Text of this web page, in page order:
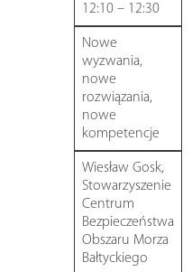
12:10 – 12:30
Nowe
wyzwania,
nowe
rozwiązania,
nowe
kompetencje
Wiesław Gosk,
Stowarzyszenie
Centrum
Bezpieczeństwa
Obszaru Morza
Bałtyckiego